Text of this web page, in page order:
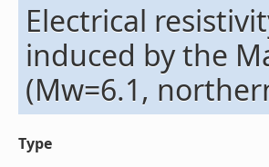
Electrical
induced by the
(Mw=6.1,
Type